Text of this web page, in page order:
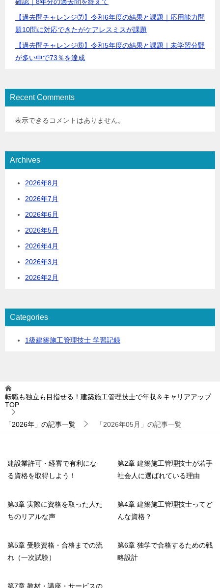
確認｜8年分の過去問を終えて
【過去問チャレンジ⑦】令和6年度の結果と課題｜応用能力問
題10問に対応できたがケアレスミスが課題
【過去問チャレンジ⑥】令和5年度の結果と課題｜未学習分野
が多い中で73％を達成
Recent Comments
表示できるコメントはありません。
Archives
2026年8月
2026年7月
2026年6月
2026年5月
2026年4月
2026年3月
2026年2月
Categories
1級建築施工管理技士 学習記録
転職も独立も目指せる！建築施工管理技士で年収＆キャリアアップ
TOP
「2026年」の記事一覧 「2026年05月」の記事一覧
建設業許可・経審で有利にな
る資格を取得しよう！
第2章 建築施工管理技士が若手
社会人に選ばれている理由
第3章 実際に資格を取った人た
ちのリアルな声
第4章 建築施工管理技士ってど
んな資格？
第5章 受験資格・合格までの流
れ（一次試験）
第6章 独学で合格するための戦
略設計
第7章 教材・講座・サービスの